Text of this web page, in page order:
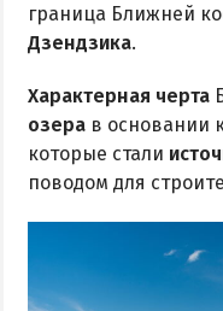
граница Ближней
Дзендзика.
Характерная черта
озера в основании
которые стали
поводом для